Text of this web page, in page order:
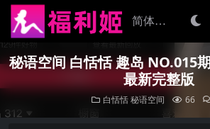
秘语空间 白恬恬 趣岛 NO.015
最新完整版
白恬恬秘语空间 66